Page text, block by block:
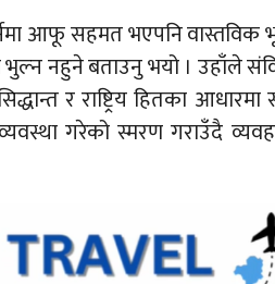
आफू सहमत भएपनि वास्तविक
भुल्न नहुने बताउनु भयो । उहाँले
र राष्ट्रिय हितका
गरेको स्मरण गराउँदै